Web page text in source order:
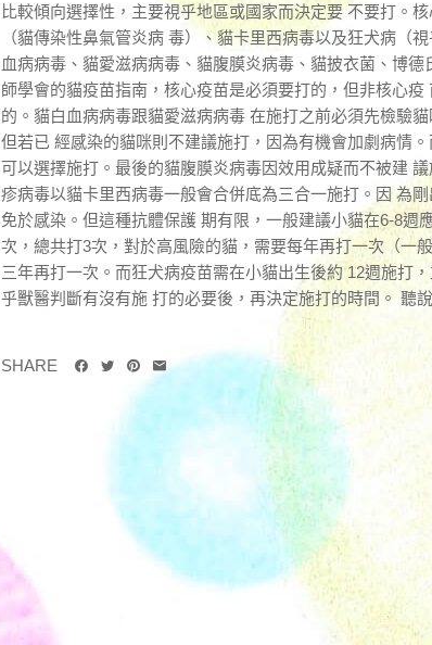
比較傾向選擇性，主要視乎地區或國家而決定要 不要打。
（貓傳染性鼻氣管炎病 毒）、貓卡里西病毒以及狂犬病（
血病病毒、貓愛滋病病毒、貓腹膜炎病毒、貓披衣菌、博
師學會的貓疫苗指南，核心疫苗是必須要打的，但非核心
的。貓白血病病毒跟貓愛滋病病毒 在施打之前必須先檢驗
但若已 經感染的貓咪則不建議施打，因為有機會加劇病情
可以選擇施打。最後的貓腹膜炎病毒因效用成疑而不被建
疹病毒以貓卡里西病毒一般會合併底為三合一施打。因 為
免於感染。但這種抗體保護 期有限，一般建議小貓在6-8週
次，總共打3次，對於高風險的貓，需要每年再打一次（一
三年再打一次。而狂犬病疫苗需在小貓出生後約 12週施打
乎獸醫判斷有沒有施 打的必要後，再決定施打的時間。 聽
SHARE